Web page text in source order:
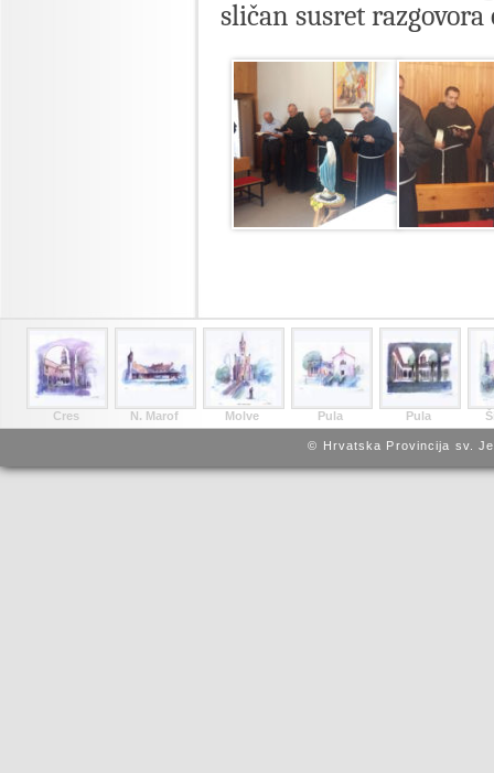
sličan susret
Cres N. Marof Molve Pula Pula
© Hrvatska Provincija sv.